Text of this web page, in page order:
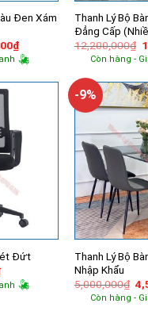
Đen Xám
₫Giá
hiện
tại
2,100,000₫.
Thanh Lý Bộ
Đẳng Cấp
12,200,000₫
Còn hàng -
Đứt
Giá
hiện
tại
-9%
Thanh Lý Bộ
Nhập Khẩu
5,000,000₫
là:
Còn hàng -